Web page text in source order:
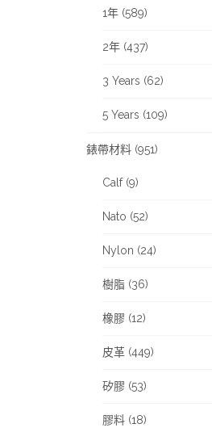
1年 (589)
2年 (437)
3 Years (62)
5 Years (109)
錶帶材料 (951)
Calf (9)
Nato (52)
Nylon (24)
樹脂 (36)
橡膠 (12)
皮革 (449)
矽膠 (53)
膠料 (18)